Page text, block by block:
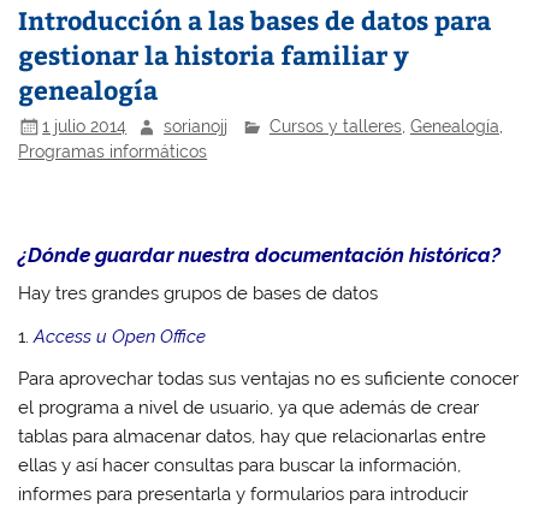
Introducción a las bases de datos para
gestionar la historia familiar y
genealogía
1 julio 2014 sorianojj Cursos y talleres, Genealogía
Programas informáticos
¿Dónde guardar nuestra documentación histórica?
Hay tres grandes grupos de bases de datos
1.Access u Open Office
Para aprovechar todas sus ventajas no es suficiente conocer
el programa a nivel de usuario, ya que además de crear
tablas para almacenar datos, hay que relacionarlas entre
ellas y así hacer consultas para buscar la información,
informes para presentarla y formularios para introducir